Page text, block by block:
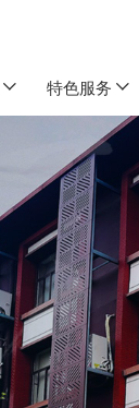
特色服务